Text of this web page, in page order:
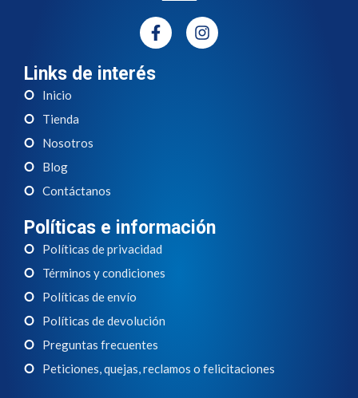
Links de interés
Inicio
Tienda
Nosotros
Blog
Contáctanos
Políticas e información
Políticas de privacidad
Términos y condiciones
Políticas de envío
Políticas de devolución
Preguntas frecuentes
Peticiones, quejas, reclamos o felicitaciones